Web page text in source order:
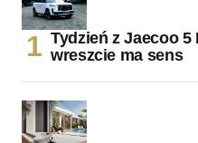
Tydzień z Jaecoo 5
wreszcie ma sens